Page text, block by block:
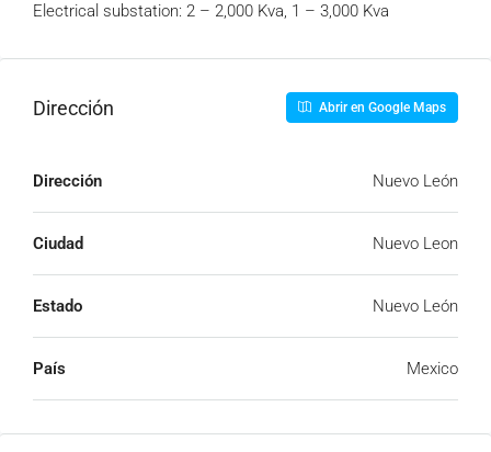
Electrical substation: 2 – 2,000 Kva, 1 – 3,000 Kva
Dirección Abrir en Google Maps
Dirección Nuevo León
Ciudad Nuevo Leon
Estado Nuevo León
País Mexico